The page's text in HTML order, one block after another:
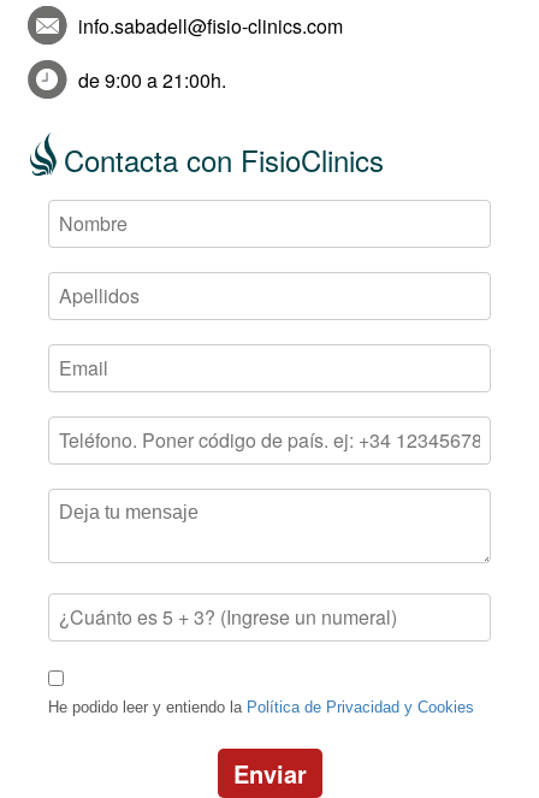
info.sabadell@fisio-clinics.com
de 9:00 a 21:00h.
Contacta con FisioClinics
He podido leer y entiendo la Política de Privacidad y Cookies
Enviar